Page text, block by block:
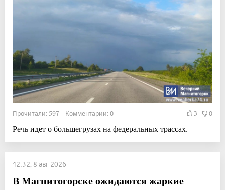
Прочитали: 597 Комментарии: 0 3 0
Речь идет о большегрузах на федеральных трассах.
12:32, 8 авг 2026
В Магнитогорске ожидаются жаркие